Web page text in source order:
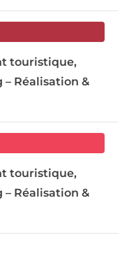
touristique,
Réalisation &
touristique,
Réalisation &